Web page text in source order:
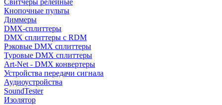
Свитчеры релейные
Кнопочные пульты
Диммеры
DMX-сплиттеры
DMX сплиттеры с RDM
Рэковые DMX сплиттеры
Туровые DMX сплиттеры
Art-Net - DMX конвертеры
Устройства передачи сигнала
Аудиоустройства
SoundTester
Изолятор